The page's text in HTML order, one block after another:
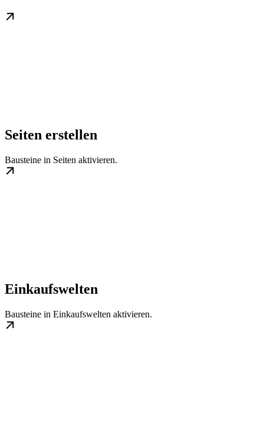
Seiten erstellen
Bausteine in Seiten aktivieren.
Einkaufswelten
Bausteine in Einkaufswelten aktivieren.